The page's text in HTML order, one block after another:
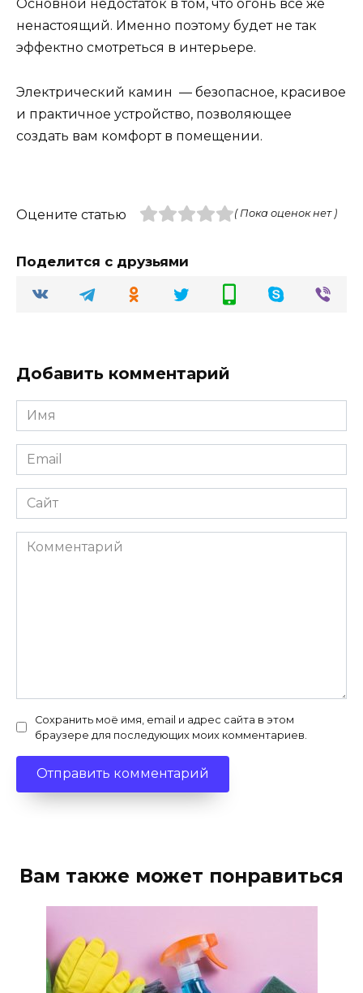
Основной недостаток в том, что огонь все же
ненастоящий. Именно поэтому будет не так
эффектно смотреться в интерьере.
Электрический камин — безопасное, красивое
и практичное устройство, позволяющее
создать вам комфорт в помещении.
Оцените статью ( Пока оценок нет )
Поделится с друзьями
Добавить комментарий
Имя
Email
Сайт
Комментарий
Сохранить моё имя, email и адрес сайта в этом
браузере для последующих моих комментариев.
Вам также может понравиться